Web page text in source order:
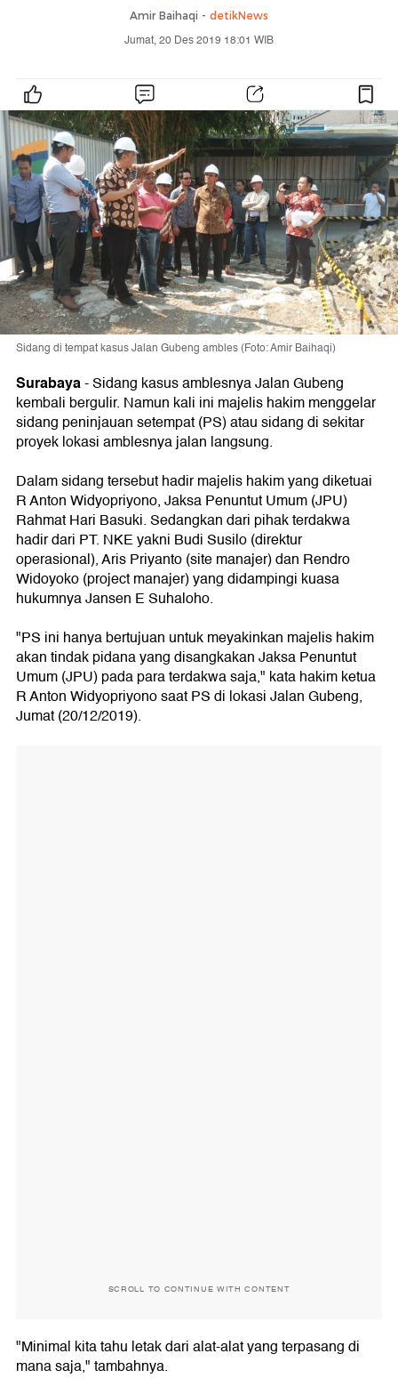
Amir Baihaqi - detikNews
Jumat, 20 Des 2019 18:01 WIB
Sidang di tempat kasus Jalan Gubeng ambles (Foto: Amir Baihaqi)
Surabaya-Sidang kasus amblesnya Jalan Gubeng
kembali bergulir. Namun kali ini majelis hakim menggelar
sidang peninjauan setempat (PS) atau sidang di sekitar
proyek lokasi amblesnya jalan langsung.
Dalam sidang tersebut hadir majelis hakim yang diketuai
R Anton Widyopriyono, Jaksa Penuntut Umum (JPU)
Rahmat Hari Basuki. Sedangkan dari pihak terdakwa
hadir dari PT. NKE yakni Budi Susilo (direktur
operasional), Aris Priyanto (site manajer) dan Rendro
Widoyoko (project manajer) yang didampingi kuasa
hukumnya Jansen E Suhaloho.
"PS ini hanya bertujuan untuk meyakinkan majelis hakim
akan tindak pidana yang disangkakan Jaksa Penuntut
Umum (JPU) pada para terdakwa saja," kata hakim ketua
R Anton Widyopriyono saat PS di lokasi Jalan Gubeng,
Jumat (20/12/2019).
SCROLL TO CONTINUE WITH CONTENT
"Minimal kita tahu letak dari alat-alat yang terpasang di
mana saja," tambahnya.